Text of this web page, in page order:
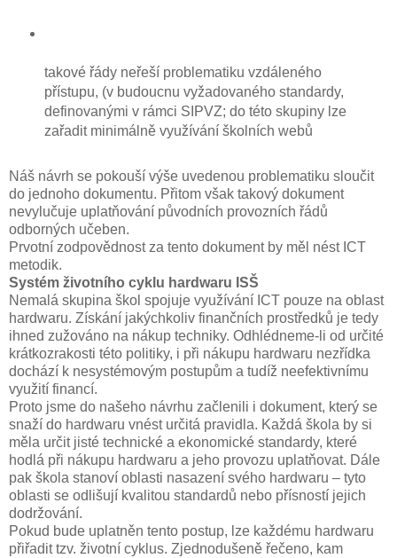
takové řády neřeší problematiku vzdáleného
přístupu, (v budoucnu vyžadovaného standardy,
definovanými v rámci SIPVZ; do této skupiny lze
zařadit minimálně využívání školních webů
Náš návrh se pokouší výše uvedenou problematiku sloučit
do jednoho dokumentu. Přitom však takový dokument
nevylučuje uplatňování původních provozních řádů
odborných učeben.
Prvotní zodpovědnost za tento dokument by měl nést ICT
metodik.
Systém životního cyklu hardwaru ISŠ
Nemalá skupina škol spojuje využívání ICT pouze na oblast
hardwaru. Získání jakýchkoliv finančních prostředků je tedy
ihned zužováno na nákup techniky. Odhlédneme-li od určité
krátkozrakosti této politiky, i při nákupu hardwaru nezřídka
dochází k nesystémovým postupům a tudíž neefektivnímu
využití financí.
Proto jsme do našeho návrhu začlenili i dokument, který se
snaží do hardwaru vnést určitá pravidla. Každá škola by si
měla určit jisté technické a ekonomické standardy, které
hodlá při nákupu hardwaru a jeho provozu uplatňovat. Dále
pak škola stanoví oblasti nasazení svého hardwaru – tyto
oblasti se odlišují kvalitou standardů nebo přísností jejich
dodržování.
Pokud bude uplatněn tento postup, lze každému hardwaru
přiřadit tzv. životní cyklus. Zjednodušeně řečeno, kam